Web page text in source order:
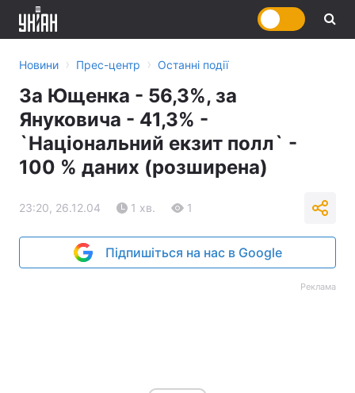
Новини › Прес-центр › Останні події
За Ющенка - 56,3%, за
Януковича - 41,3% -
`Національний екзит полл` -
100 % даних (розширена)
23:20, 26.12.04 1 хв. 1
Підпишіться на нас в Google
Реклама